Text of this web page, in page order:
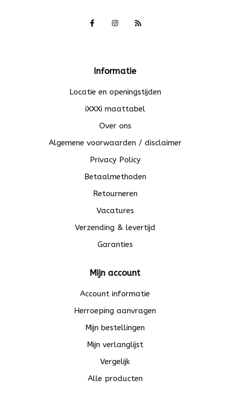
Informatie
Locatie en openingstijden
iXXXi maattabel
Over ons
Algemene voorwaarden / disclaimer
Privacy Policy
Betaalmethoden
Retourneren
Vacatures
Verzending & levertijd
Garanties
Mijn account
Account informatie
Herroeping aanvragen
Mijn bestellingen
Mijn verlanglijst
Vergelijk
Alle producten